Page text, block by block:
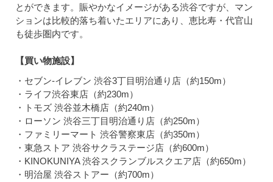
とができます。賑やかなイメージがある渋谷ですが、マン
ションは比較的落ち着いたエリアにあり、恵比寿・代官山
も徒歩圏内です。
【買い物施設】
・セブン-イレブン 渋谷3丁目明治通り店（約150m）
・ライフ渋谷東店（約230m）
・トモズ 渋谷並木橋店（約240m）
・ローソン 渋谷三丁目明治通り店（約250m）
・ファミリーマート 渋谷警察東店（約350m）
・東急ストア 渋谷サクラステージ店（約600m）
・KINOKUNIYA 渋谷スクランブルスクエア店（約650m）
・明治屋 渋谷ストアー（約700m）